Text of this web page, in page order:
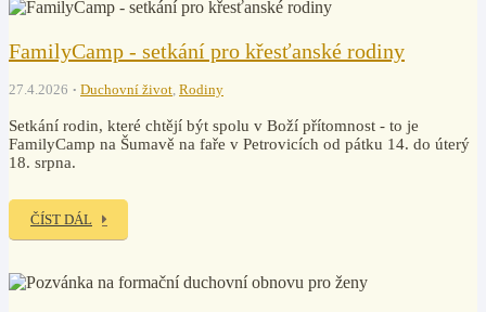
FamilyCamp - setkání pro křesťanské rodiny
27.4.2026 Duchovní život, Rodiny
Setkání rodin, které chtějí být spolu v Boží přítomnost - to je
FamilyCamp na Šumavě na faře v Petrovicích od pátku 14. do úterý
18. srpna.
ČÍST DÁL